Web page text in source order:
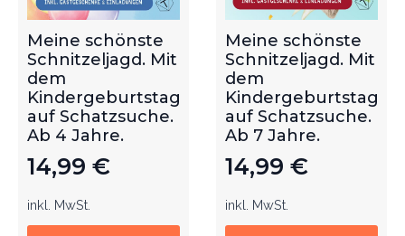
Meine schönste
Schnitzeljagd. Mit
dem
Kindergeburtstag
auf Schatzsuche.
Ab 4 Jahre.
14,99 €
inkl. MwSt.
Meine schönste
Schnitzeljagd. Mit
dem
Kindergeburtstag
auf Schatzsuche.
Ab 7 Jahre.
14,99 €
inkl. MwSt.